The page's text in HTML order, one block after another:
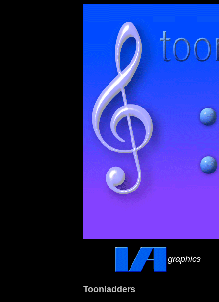
graphics
Toonladders